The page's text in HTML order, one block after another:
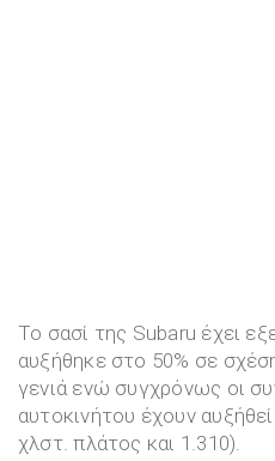
Το σασί της Subaru έχει
αυξήθηκε στο 50% σε
γενιά ενώ συγχρόνως οι
αυτοκινήτου έχουν
χλστ. πλάτος και 1.310).